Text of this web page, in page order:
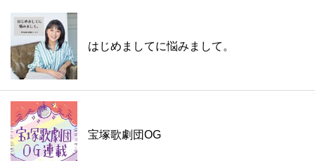
はじめましてに悩みまして。
宝塚歌劇団OG